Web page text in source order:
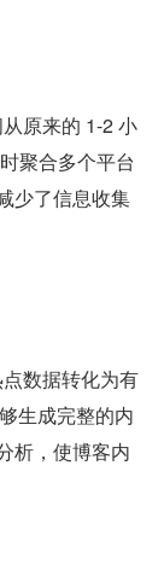
原来的 1-2 小
聚合多个平台
少了信息收集
数据转化为有
生成完整的内
析，使博客内